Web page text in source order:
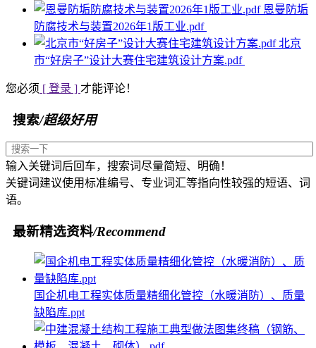
恩曼防垢
防腐技术与装置2026年1版工业.pdf
北京
市“好房子”设计大赛住宅建筑设计方案.pdf
您必须 [ 登录 ] 才能评论！
搜索/超级好用
输入关键词后回车，搜索词尽量简短、明确！
关键词建议使用标准编号、专业词汇等指向性较强的短语、词
语。
最新精选资料/Recommend
国企机电工程实体质量精细化管控（水暖消防）、质量
缺陷库.ppt